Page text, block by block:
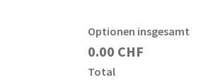
Optionen insgesamt
0.00 CHF
Total